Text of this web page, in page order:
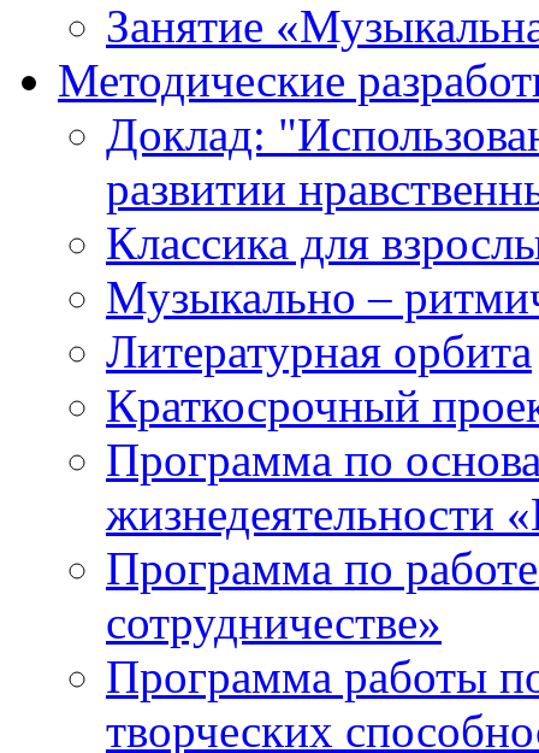
Занятие
Методические
Доклад:
развитии
Классика для
Музыкально –
Литературная орбита
Краткосрочный
Программа по
жизнедеятельности
Программа по
сотрудничестве»
Программа работы
творческих